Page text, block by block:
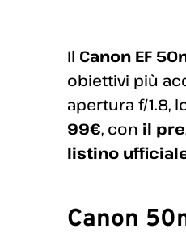
Il Canon EF
obiettivi più
apertura f/1.8,
99€, con il
listino
Canon